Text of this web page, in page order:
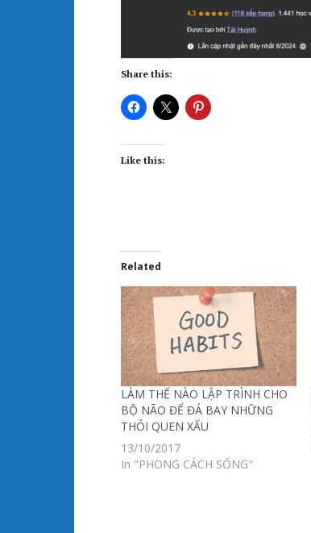
Share this:
Like this:
Related
LÀM THẾ NÀO LẬP TRÌNH CHO
BỘ NÃO ĐỂ ĐÁ BAY NHỮNG
THÓI QUEN XẤU
13/10/2017
In "PHONG CÁCH SỐNG"